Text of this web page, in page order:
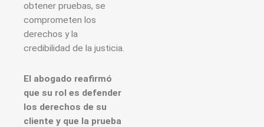
obtener pruebas, se
comprometen los
derechos y la
credibilidad de la justicia.
El abogado reafirmó
que su rol es defender
los derechos de su
cliente y que la prueba